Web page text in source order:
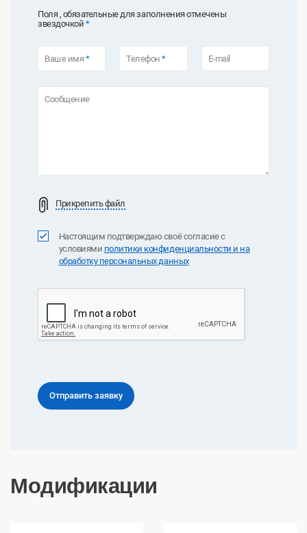
Поля , обязательные для заполнения отмечены
звездочкой *
Ваше имя * Телефон* E-mail
Сообщение
Прикрепить файл
Настоящим подтверждаю своё согласие с
условиями политики конфиденциальноcти и на
обработку персональных данных
Модификации